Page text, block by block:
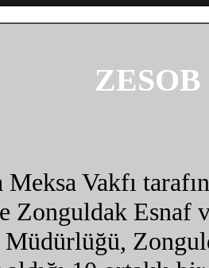
Meksa Vakfı
Zonguldak Esnaf